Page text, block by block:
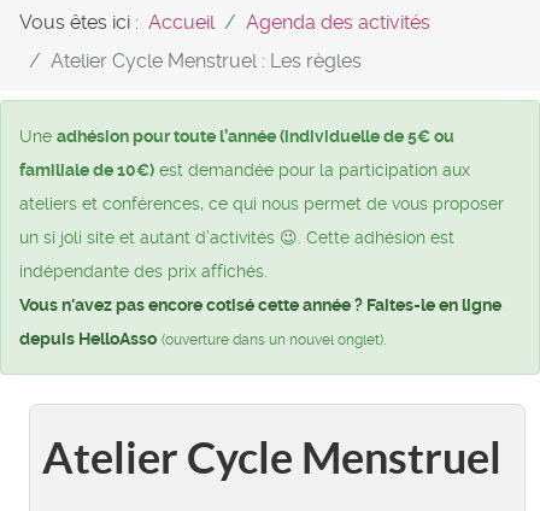
Vous êtes ici : Accueil
Agenda des activités
Atelier Cycle Menstruel : Les règles
Une adhésion pour toute l’année (individuelle de 5€ ou
familiale de 10€) est demandée pour la participation aux
ateliers et conférences, ce qui nous permet de vous proposer
un si joli site et autant d’activités 😉. Cette adhésion est
indépendante des prix affichés.
Vous n'avez pas encore cotisé cette année ? Faites-le en ligne
depuis HelloAsso (ouverture dans un nouvel onglet)
Atelier Cycle Menstruel